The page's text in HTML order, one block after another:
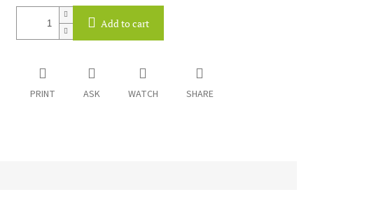
Add to cart
PRINT ASK WATCH SHARE